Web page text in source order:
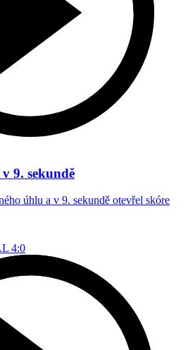
9. sekundě
úhlu a v 9. sekundě otevřel skóre